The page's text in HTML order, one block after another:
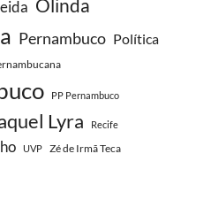
Olinda
Pernambuco Política
PP Pernambuco
Lyra Recife
UVP Zé de Irmã Teca